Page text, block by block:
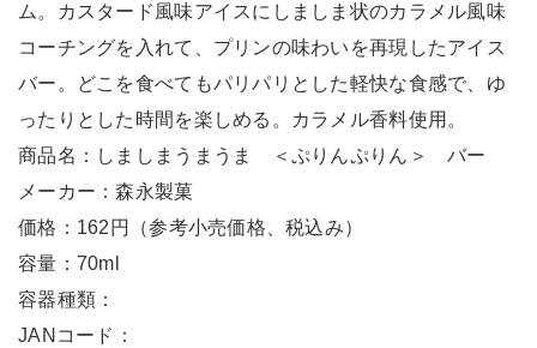
ム。カスタード風味アイスにしましま状のカラメル風味
コーチングを入れて、プリンの味わいを再現したアイス
バー。どこを食べてもパリパリとした軽快な食感で、ゆ
ったりとした時間を楽しめる。カラメル香料使用。
商品名：しましまうまうま ＜ぷりんぷりん＞ バー
メーカー：森永製菓
価格：162円（参考小売価格、税込み）
容量：70ml
容器種類：
JANコード：